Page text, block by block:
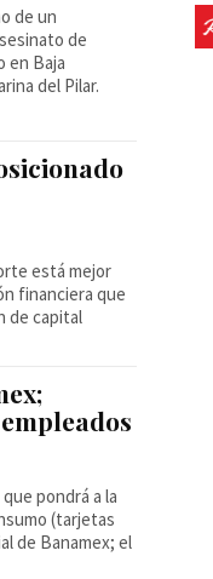
de un
de
en Baja
del Pilar.
está mejor
financiera que
de capital
pondrá a la
(tarjetas
de Banamex; el